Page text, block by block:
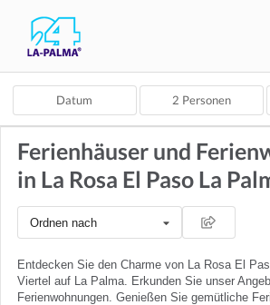
Datum 2 Personen
Ferienhäuser und
in La Rosa El Paso La
Ordnen nach
Entdecken Sie den Charme von La Rosa El
Viertel auf La Palma. Erkunden Sie unser
Ferienwohnungen. Genießen Sie gemütliche